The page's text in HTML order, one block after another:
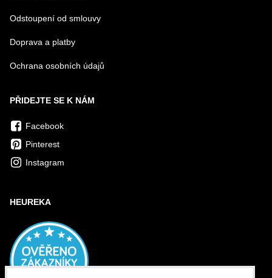
Odstoupení od smlouvy
Doprava a platby
Ochrana osobních údajů
PŘIDEJTE SE K NÁM
Facebook
Pinterest
Instagram
HEUREKA